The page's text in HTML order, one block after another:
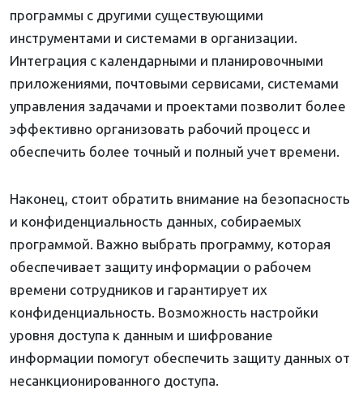
программы с другими существующими
инструментами и системами в организации.
Интеграция с календарными и планировочными
приложениями, почтовыми сервисами, системами
управления задачами и проектами позволит более
эффективно организовать рабочий процесс и
обеспечить более точный и полный учет времени.
Наконец, стоит обратить внимание на безопасность
и конфиденциальность данных, собираемых
программой. Важно выбрать программу, которая
обеспечивает защиту информации о рабочем
времени сотрудников и гарантирует их
конфиденциальность. Возможность настройки
уровня доступа к данным и шифрование
информации помогут обеспечить защиту данных от
несанкционированного доступа.